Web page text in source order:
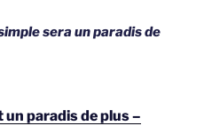
sera un paradis de
paradis de plus –